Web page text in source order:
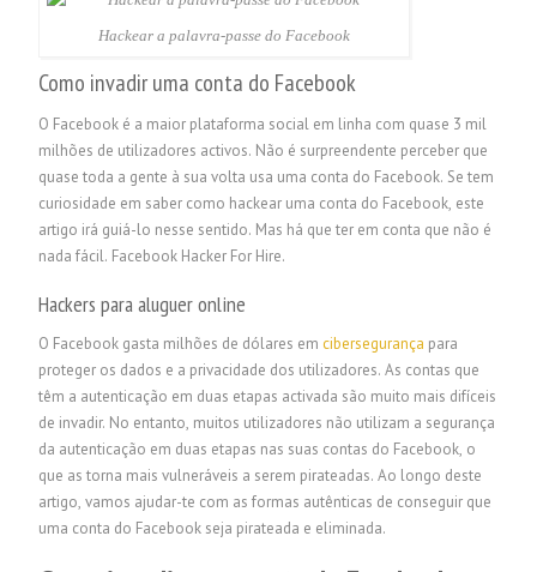
Hackear a palavra-passe do Facebook
Como invadir uma conta do Facebook
O Facebook é a maior plataforma social em linha com quase 3 mil
milhões de utilizadores activos. Não é surpreendente perceber que
quase toda a gente à sua volta usa uma conta do Facebook. Se tem
curiosidade em saber como hackear uma conta do Facebook, este
artigo irá guiá-lo nesse sentido. Mas há que ter em conta que não é
nada fácil. Facebook Hacker For Hire.
Hackers para aluguer online
O Facebook gasta milhões de dólares em cibersegurança para
proteger os dados e a privacidade dos utilizadores. As contas que
têm a autenticação em duas etapas activada são muito mais difíceis
de invadir. No entanto, muitos utilizadores não utilizam a segurança
da autenticação em duas etapas nas suas contas do Facebook, o
que as torna mais vulneráveis a serem pirateadas. Ao longo deste
artigo, vamos ajudar-te com as formas autênticas de conseguir que
uma conta do Facebook seja pirateada e eliminada.